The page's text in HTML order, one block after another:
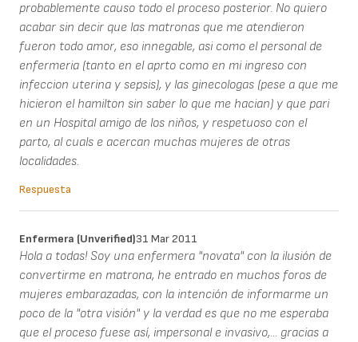
probablemente causo todo el proceso posterior. No quiero
acabar sin decir que las matronas que me atendieron
fueron todo amor, eso innegable, asi como el personal de
enfermeria (tanto en el aprto como en mi ingreso con
infeccion uterina y sepsis), y las ginecologas (pese a que me
hicieron el hamilton sin saber lo que me hacian) y que pari
en un Hospital amigo de los niños, y respetuoso con el
parto, al cuals e acercan muchas mujeres de otras
localidades.
Respuesta
Enfermera (unverified)31 Mar 2011
Hola a todas! Soy una enfermera "novata" con la ilusión de
convertirme en matrona, he entrado en muchos foros de
mujeres embarazadas, con la intención de informarme un
poco de la "otra visión" y la verdad es que no me esperaba
que el proceso fuese así, impersonal e invasivo,... gracias a